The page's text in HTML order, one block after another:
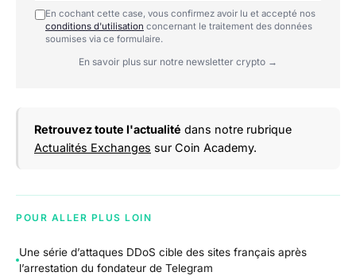
En cochant cette case, vous confirmez avoir lu et accepté nos
conditions d'utilisation concernant le traitement des données
soumises via ce formulaire.
En savoir plus sur notre newsletter crypto →
Retrouvez toute l'actualité dans notre rubrique
Actualités Exchanges sur Coin Academy.
POUR ALLER PLUS LOIN
Une série d’attaques DDoS cible des sites français après
l’arrestation du fondateur de Telegram